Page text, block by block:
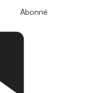
Abonné